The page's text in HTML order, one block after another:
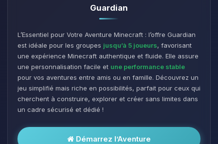
Guardian
L’Essentiel pour Votre Aventure Minecraft : l’offre Guardian
est idéale pour les groupes jusqu’à 5 joueurs, favorisant
une expérience Minecraft authentique et fluide. Elle assure
une personnalisation facile et une performance stable
pour vos aventures entre amis ou en famille. Découvrez un
jeu simplifié mais riche en possibilités, parfait pour ceux qui
cherchent à construire, explorer et créer sans limites dans
un cadre sécurisé et dédié !
Démarrez l’Aventure